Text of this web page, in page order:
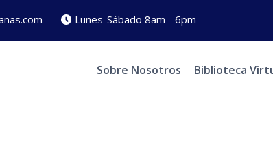
Lunes-Sábado 8am - 6pm
Sobre Nosotros Biblioteca